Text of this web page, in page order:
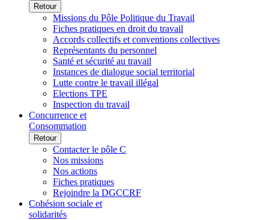
Retour
Missions du Pôle Politique du Travail
Fiches pratiques en droit du travail
Accords collectifs et conventions collectives
Représentants du personnel
Santé et sécurité au travail
Instances de dialogue social territorial
Lutte contre le travail illégal
Elections TPE
Inspection du travail
Concurrence et
Consommation
Retour
Contacter le pôle C
Nos missions
Nos actions
Fiches pratiques
Rejoindre la DGCCRF
Cohésion sociale et
solidarités